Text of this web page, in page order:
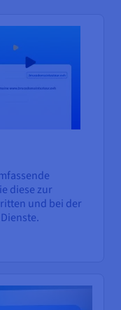
diese zur
und bei der